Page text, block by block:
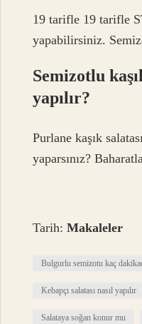
19 tarifle 19 tarifle
yapabilirsiniz.
Semizotlu
yapılır?
Purlane kaşık
yaparsınız?
Tarih:Makaleler
Bulgurlu semizotu kaç
Kebapçı salatası nasıl yapılır
Salataya soğan konur mu